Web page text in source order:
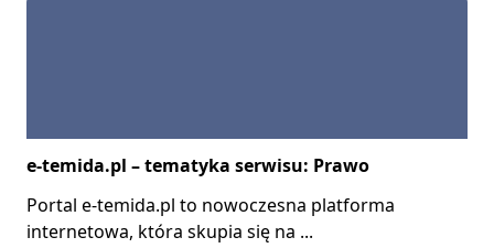
e-temida.pl – tematyka serwisu: Prawo
Portal e-temida.pl to nowoczesna platforma
internetowa, która skupia się na ...